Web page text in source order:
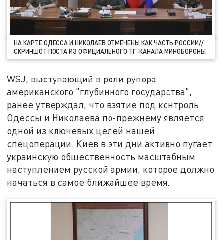
НА КАРТЕ ОДЕССА И НИКОЛАЕВ ОТМЕЧЕНЫ КАК ЧАСТЬ РОССИИ//
СКРИНШОТ ПОСТА ИЗ ОФИЦИАЛЬНОГО ТГ-КАНАЛА МИНОБОРОНЫ
WSJ, выступающий в роли рупора
американского "глубинного государства",
ранее утверждал, что взятие под контроль
Одессы и Николаева по-прежнему является
одной из ключевых целей нашей
спецоперации. Киев в эти дни активно пугает
украинскую общественность масштабным
наступлением русской армии, которое должно
начаться в самое ближайшее время.